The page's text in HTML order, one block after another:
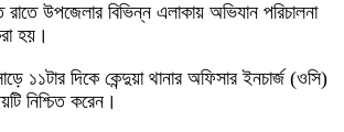
উপজেলার বিভিন্ন এলাকায় অভিযান পরিচালনা
হয়।
১১টার দিকে কেন্দুয়া থানার অফিসার ইনচার্জ (ওসি)
নিশ্চিত করেন।